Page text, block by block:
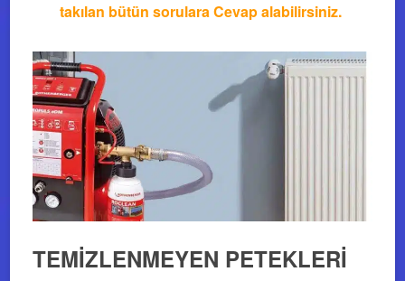
takılan bütün sorulara Cevap alabilirsiniz.
TEMİZLENMEYEN PETEKLERİ